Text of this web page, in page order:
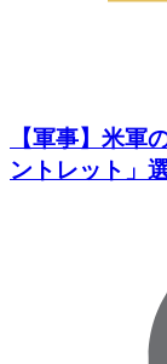
【軍事】米
ントレット」